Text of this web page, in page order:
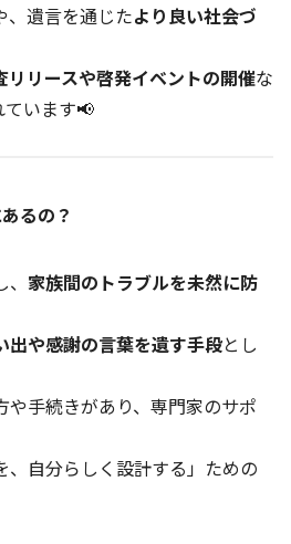
、遺言を通じたより良い社会づ
リリースや啓発イベントの開催な
ています📢
るの？
家族間のトラブルを未然に防
出や感謝の言葉を遺す手段とし
や手続きがあり、専門家のサポ
、自分らしく設計する」ための